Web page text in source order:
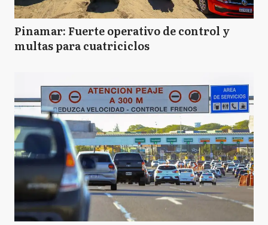
Pinamar: Fuerte operativo de control y
multas para cuatriciclos